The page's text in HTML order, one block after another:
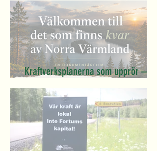
Kraftverksplanerna som upprör – nu
blir planerna film